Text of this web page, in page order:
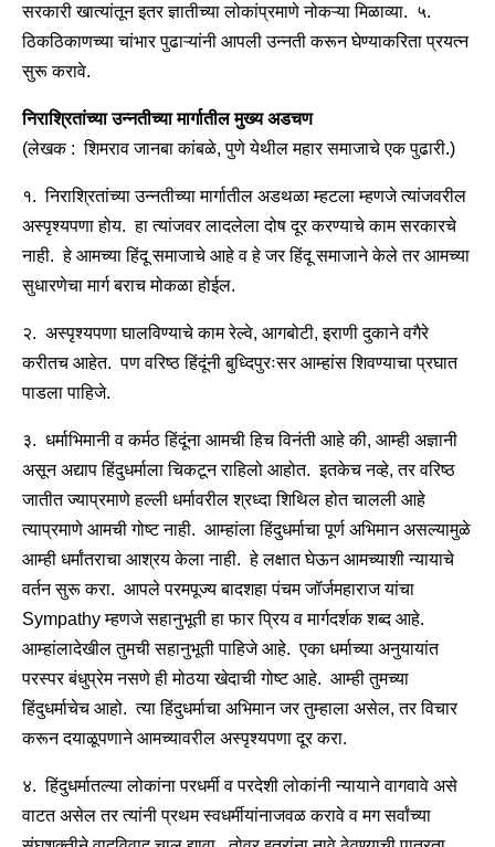
सरकारी खात्यांतून इतर ज्ञातीच्या लोकांप्रमाणे नोकऱ्या मिळाव्या. ५.
ठिकठिकाणच्या चांभार पुढाऱ्यांनी आपली उन्नती करून घेण्याकरिता प्रयत्न
सुरू करावे.
निराश्रितांच्या उन्नतीच्या मार्गातील मुख्य अडचण
(लेखक : शिमराव जानबा कांबळे, पुणे येथील महार समाजाचे एक पुढारी.)
१. निराश्रितांच्या उन्नतीच्या मार्गातील अडथळा म्हटला म्हणजे त्यांजवरील
अस्पृश्यपणा होय. हा त्यांजवर लादलेला दोष दूर करण्याचे काम सरकारचे
नाही. हे आमच्या हिंदू समाजाचे आहे व हे जर हिंदू समाजाने केले तर आमच्या
सुधारणेचा मार्ग बराच मोकळा होईल.
२. अस्पृश्यपणा घालविण्याचे काम रेल्वे, आगबोटी, इराणी दुकाने वगैरे
करीतच आहेत. पण वरिष्ठ हिंदूंनी बुध्दिपुरःसर आम्हांस शिवण्याचा प्रघात
पाडला पाहिजे.
३. धर्माभिमानी व कर्मठ हिंदूंना आमची हिच विनंती आहे की, आम्ही अज्ञानी
असून अद्याप हिंदुधर्माला चिकटून राहिलो आहोत. इतकेच नव्हे, तर वरिष्ठ
जातीत ज्याप्रमाणे हल्ली धर्मावरील श्रध्दा शिथिल होत चालली आहे
त्याप्रमाणे आमची गोष्ट नाही. आम्हांला हिंदुधर्माचा पूर्ण अभिमान असल्यामुळे
आम्ही धर्मांतराचा आश्रय केला नाही. हे लक्षात घेऊन आमच्याशी न्यायाचे
वर्तन सुरू करा. आपले परमपूज्य बादशहा पंचम जॉर्जमहाराज यांचा
Sympathy म्हणजे सहानुभूती हा फार प्रिय व मार्गदर्शक शब्द आहे.
आम्हांलादेखील तुमची सहानुभूती पाहिजे आहे. एका धर्माच्या अनुयायांत
परस्पर बंधुप्रेम नसणे ही मोठया खेदाची गोष्ट आहे. आम्ही तुमच्या
हिंदुधर्माचेच आहो. त्या हिंदुधर्माचा अभिमान जर तुम्हाला असेल, तर विचार
करून दयाळूपणाने आमच्यावरील अस्पृश्यपणा दूर करा.
४. हिंदुधर्मातल्या लोकांना परधर्मी व परदेशी लोकांनी न्यायाने वागवावे असे
वाटत असेल तर त्यांनी प्रथम स्वधर्मीयांनाजवळ करावे व मग सर्वांच्या